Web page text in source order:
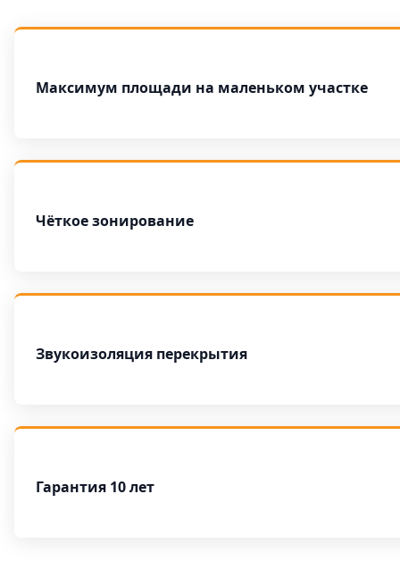
Максимум площади на маленьком участке
Чёткое зонирование
Звукоизоляция перекрытия
Гарантия 10 лет